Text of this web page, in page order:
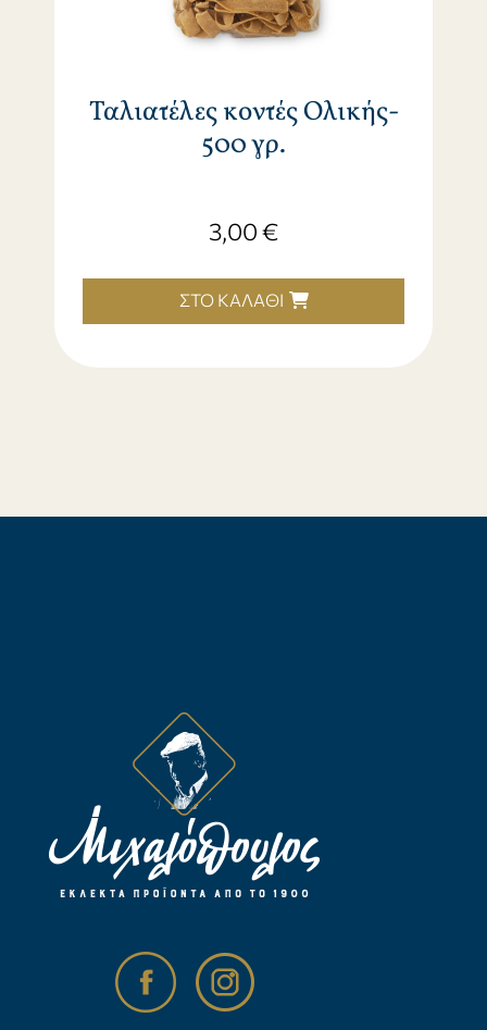
Ταλιατέλες κοντές Ολικής-
500 γρ.
3,00€
ΣΤΟ ΚΑΛΆΘΙ